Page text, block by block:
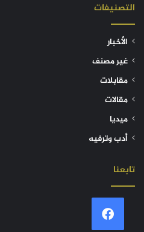
التصنيفات
الأخبار
غير مصنف
مقابلات
مقالات
ميديا
أدب وترفيه
تابعنا